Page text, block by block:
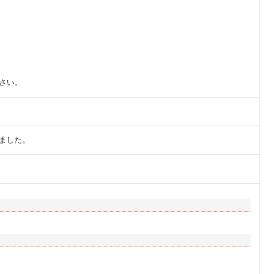
い。
した。